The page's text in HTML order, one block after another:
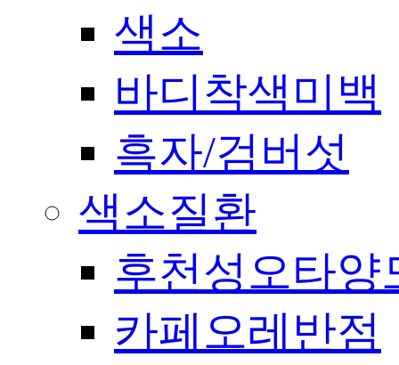
색소
바디착색미백
흑자/검버섯
색소질환
후천성오타양
카페오레반점